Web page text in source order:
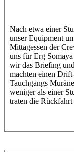
Nach etwa einer
unser Equipment
Mittagessen der
uns für Erg
wir das Briefing
machten einen
Tauchgangs
weniger als einer
traten die